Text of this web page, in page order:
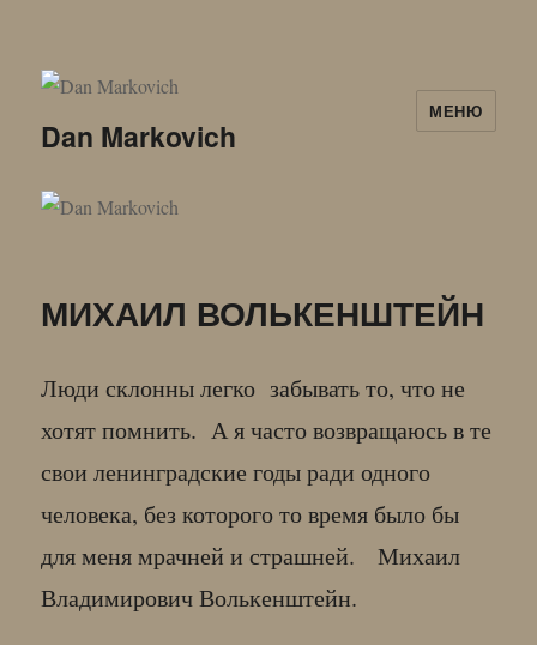
Dan Markovich
МЕНЮ
МИХАИЛ ВОЛЬКЕНШТЕЙН
Люди склонны легко забывать то, что не
хотят помнить. А я часто возвращаюсь в те
свои ленинградские годы ради одного
человека, без которого то время было бы
для меня мрачней и страшней. Михаил
Владимирович Волькенштейн.